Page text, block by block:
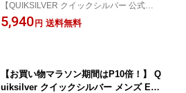
RYDAY SOLID VOLLEY 19 ジャムショ
ーツ ボードショーツ 水着 海パン サー
【QUIKSILVER クイックシルバー 公式通
販】
5,940 円 送料無料
【お買い物マラソン期間はP10倍！】 Q
uiksilver クイックシルバー メンズ EVE